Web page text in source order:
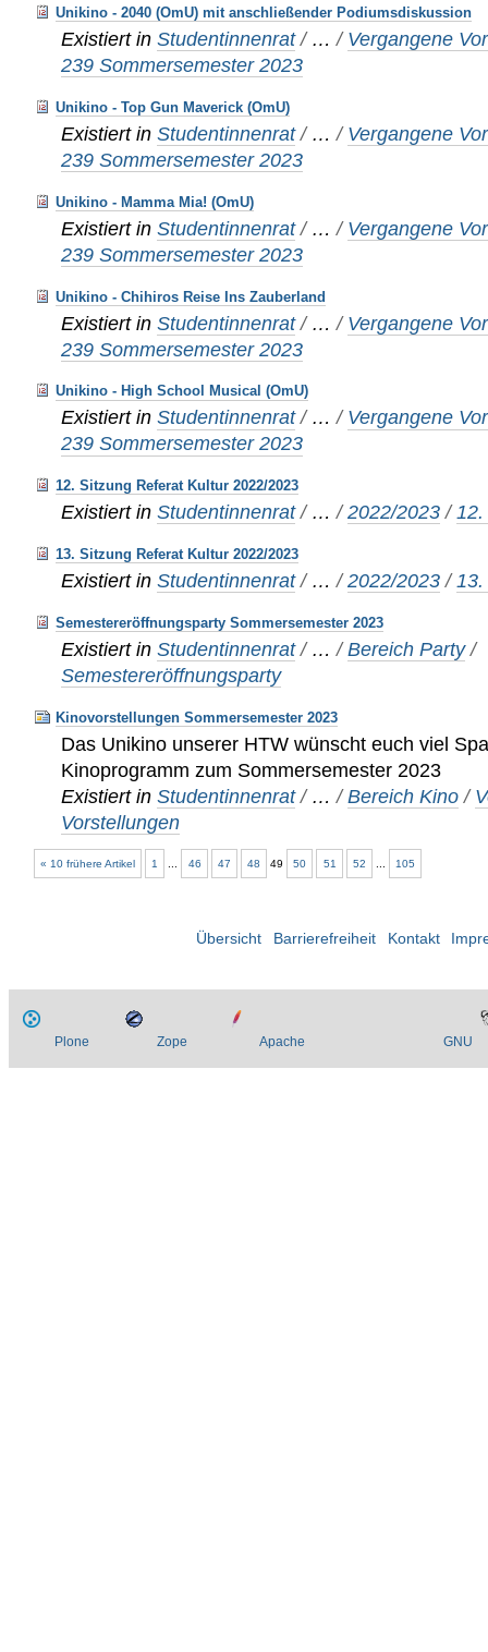
Unikino - 2040 (OmU) mit anschließender Podiumsdiskussion
Existiert in Studentinnenrat / …/ Vergangene
239 Sommersemester 2023
Unikino - Top Gun Maverick (OmU)
Existiert in Studentinnenrat / …/ Vergangene
239 Sommersemester 2023
Unikino - Mamma Mia! (OmU)
Existiert in Studentinnenrat / …/ Vergangene
239 Sommersemester 2023
Unikino - Chihiros Reise Ins Zauberland
Existiert in Studentinnenrat / …/ Vergangene
239 Sommersemester 2023
Unikino - High School Musical (OmU)
Existiert in Studentinnenrat / …/ Vergangene
239 Sommersemester 2023
12. Sitzung Referat Kultur 2022/2023
Existiert in Studentinnenrat / …/2022/2023 /
13. Sitzung Referat Kultur 2022/2023
Existiert in Studentinnenrat / …/2022/2023 /
Semestereröffnungsparty Sommersemester 2023
Existiert in Studentinnenrat / …/Bereich Party /
Semestereröffnungsparty
Kinovorstellungen Sommersemester 2023
Das Unikino unserer HTW wünscht euch viel
Kinoprogramm zum Sommersemester 2023
Existiert in Studentinnenrat / …/Bereich Kino /
Vorstellungen
« 10 frühere Artikel 1 46 47 48 49 50 51 52 105
Übersicht Barrierefreiheit Kontakt
Plone Zope Apache GNU